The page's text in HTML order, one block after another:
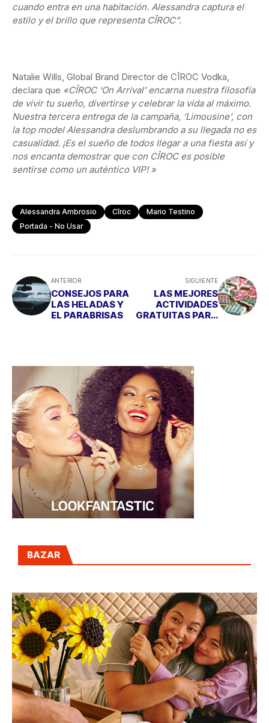
cuando entra en una habitación. Alessandra captura el
estilo y el brillo que representa CÎROC”.
Natalie Wills, Global Brand Director de CÎROC Vodka,
declara que «CÎROC ‘On Arrival’ encarna nuestra filosofía
de vivir tu sueño, divertirse y celebrar la vida al máximo.
Nuestra tercera entrega de la campaña, ‘Limousine’, con
la top model Alessandra deslumbrando a su llegada no es
casualidad. ¡Es el sueño de todos llegar a una fiesta así y
nos encanta demostrar que con CÎROC es posible
sentirse como un auténtico VIP! »
Alessandra Ambrosio Cîroc
Mario Testino
Portada - No Usar
ANTERIOR
CONSEJOS PARA
LAS HELADAS Y
EL PARABRISAS
SIGUIENTE
LAS MEJORES
ACTIVIDADES
GRATUITAS PARA
BAZAR